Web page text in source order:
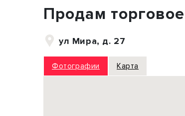
Торговое помещение
Склад
Производство
Продам
ул Мира, д. 27
Фотографии Карта